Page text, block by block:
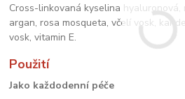
Cross-linkovaná kyselina hyaluronová,
argan, rosa mosqueta, včelí vosk,
vosk, vitamin E.
Použití
Jako každodenní péče